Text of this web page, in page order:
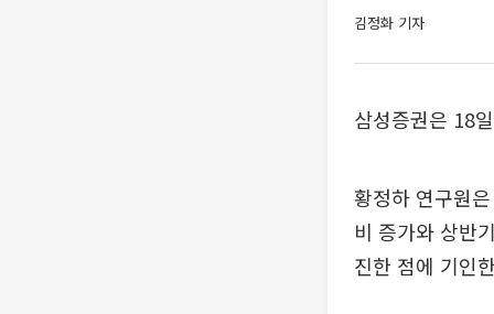
김정화 기자
삼성증권은 18
황정하 연구원
비 증가와 상반
진한 점에 기인